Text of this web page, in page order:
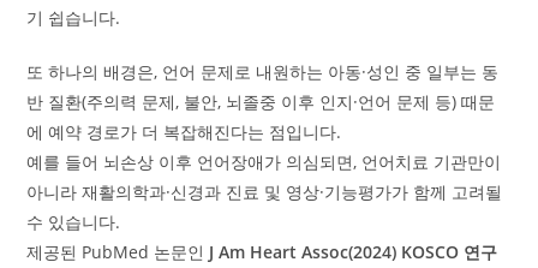
기 쉽습니다.
또 하나의 배경은, 언어 문제로 내원하는 아동·성인 중 일부는 동
반 질환(주의력 문제, 불안, 뇌졸중 이후 인지·언어 문제 등) 때문
에 예약 경로가 더 복잡해진다는 점입니다.
예를 들어 뇌손상 이후 언어장애가 의심되면, 언어치료 기관만이
아니라 재활의학과·신경과 진료 및 영상·기능평가가 함께 고려될
수 있습니다.
제공된 PubMed 논문인 J Am Heart Assoc(2024) KOSCO 연구